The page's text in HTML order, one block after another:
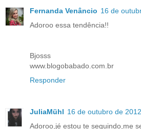
Fernanda Venâncio 16 de
Adoroo essa tendência!!
Bjosss
www.blogobabado.com.br
Responder
JuliaMühl 16 de outubro de
Adoroo,jé estou te seguindo,me